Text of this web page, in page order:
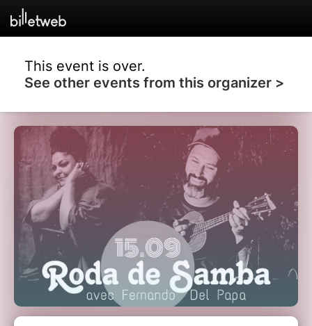
This event is over.
See other events from this organizer >